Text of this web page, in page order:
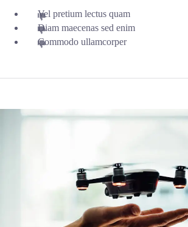
Vel pretium lectus quam
Diam maecenas sed enim
Commodo ullamcorper